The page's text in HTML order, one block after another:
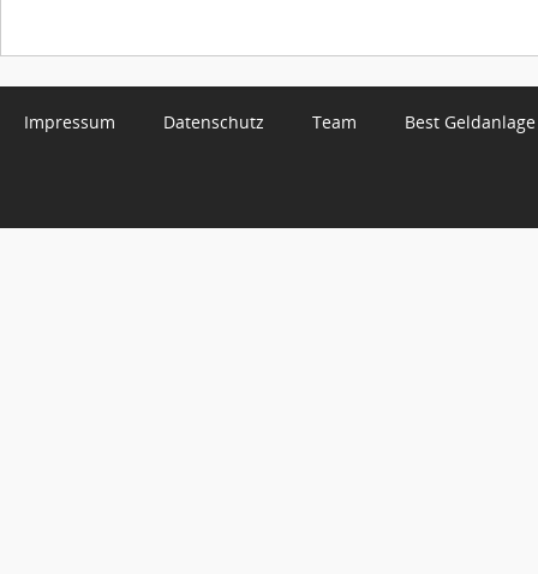
Impressum Datenschutz Team Best Geldanlage